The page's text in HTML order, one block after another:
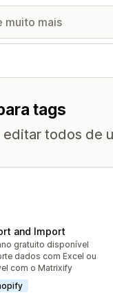
tags
editar todos de
and Import
ao todo
gratuito disponível
dados com Excel ou
com o Matrixify